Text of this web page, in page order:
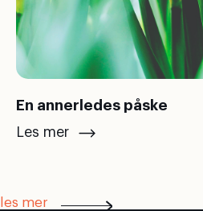
En annerledes påske
Les mer
les mer